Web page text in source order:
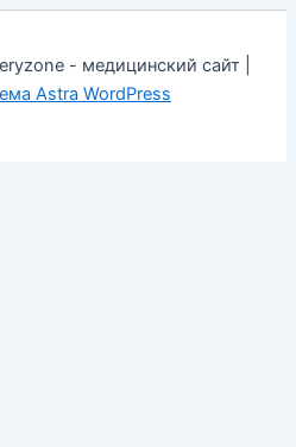
- медицинский сайт |
Astra WordPress